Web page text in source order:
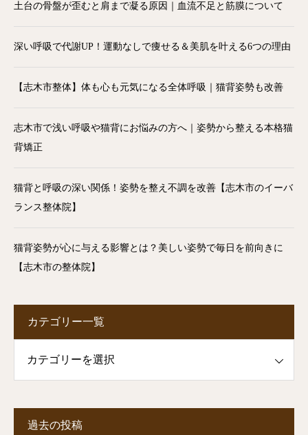
土台の骨盤が歪むと肩まで凝る原因｜血流不足と筋膜について
深い呼吸で代謝UP！運動なしで痩せる＆美肌を叶える6つの理由
【志木市整体】体も心も元気になる全体呼吸｜猫背姿勢も改善
志木市で浅い呼吸や猫背にお悩みの方へ｜姿勢から整える本格猫
背矯正
猫背と呼吸の深い関係！姿勢を整え不調を改善【志木市のイーバ
ランス整体院】
猫背姿勢が心に与える影響とは？美しい姿勢で毎日を前向きに
【志木市の整体院】
カテゴリー一覧
過去の投稿